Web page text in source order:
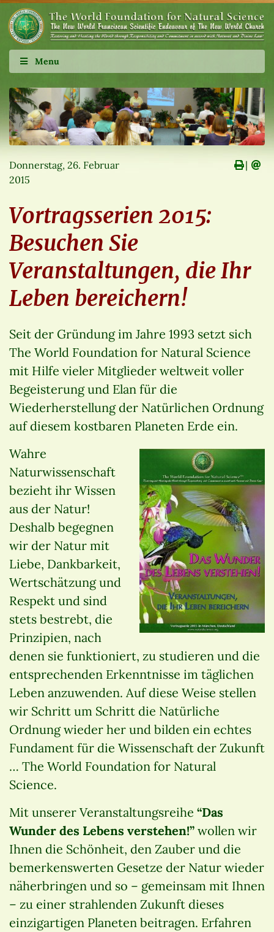
Menu
Donnerstag, 26. Februar
2015
∣
Vortragsserien 2015:
Besuchen Sie
Veranstaltungen, die Ihr
Leben bereichern!
Seit der Gründung im Jahre 1993 setzt sich
The World Foundation for Natural Science
mit Hilfe vieler Mitglieder weltweit voller
Begeisterung und Elan für die
Wiederherstellung der Natürlichen Ordnung
auf diesem kostbaren Planeten Erde ein.
Wahre
Naturwissenschaft
bezieht ihr Wissen
aus der Natur!
Deshalb begegnen
wir der Natur mit
Liebe, Dankbarkeit,
Wertschätzung und
Respekt und sind
stets bestrebt, die
Prinzipien, nach
denen sie funktioniert, zu studieren und die
entsprechenden Erkenntnisse im täglichen
Leben anzuwenden. Auf diese Weise stellen
wir Schritt um Schritt die Natürliche
Ordnung wieder her und bilden ein echtes
Fundament für die Wissenschaft der Zukunft
… The World Foundation for Natural
Science.
Mit unserer Veranstaltungsreihe “Das
Wunder des Lebens verstehen!” wollen wir
Ihnen die Schönheit, den Zauber und die
bemerkenswerten Gesetze der Natur wieder
näherbringen und so – gemeinsam mit Ihnen
– zu einer strahlenden Zukunft dieses
einzigartigen Planeten beitragen. Erfahren